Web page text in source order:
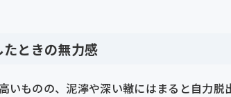
ときの無力感
いものの、泥濘や深い轍にはまると自力